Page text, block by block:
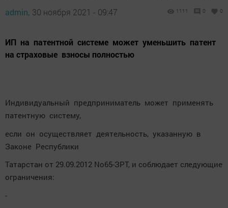
admin, 30 ноября 2021 - 09:47 1111 0 0
ИП на патентной системе может уменьшить патент
на страховые взносы полностью
Индивидуальный предприниматель может применять
патентную систему,
если он осуществляет деятельность, указанную в
Законе Республики
Татарстан от 29.09.2012 No65-ЗРТ, и соблюдает следующие
ограничения:
-